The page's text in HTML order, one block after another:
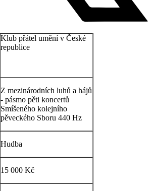
Klub přátel umění v České
republice
Z mezinárodních luhů a hájů
- pásmo pěti koncertů
Smíšeného kolejního
pěveckého Sboru 440 Hz
Hudba
15 000 Kč